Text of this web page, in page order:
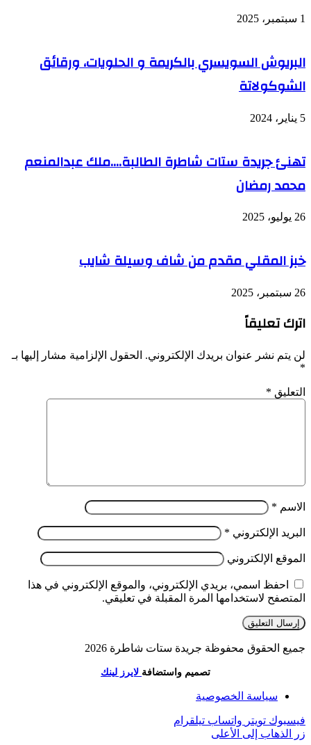
1 سبتمبر، 2025
البريوش السويسري بالكريمة و الحلويات، ورقائق
الشوكولاتة
5 يناير، 2024
تهنئ جريدة ستات شاطرة الطالبة….ملك عبدالمنعم
محمد رمضان
26 يوليو، 2025
خبز المقلي مقدم من شاف وسيلة شايب
26 سبتمبر، 2025
اترك تعليقاً
لن يتم نشر عنوان بريدك الإلكتروني. الحقول الإلزامية مشار إليها بـ
*
التعليق *
الاسم *
البريد الإلكتروني *
الموقع الإلكتروني
احفظ اسمي، بريدي الإلكتروني، والموقع الإلكتروني في هذا
المتصفح لاستخدامها المرة المقبلة في تعليقي.
جميع الحقوق محفوظة جريدة ستات شاطرة 2026
تصميم واستضافة لايرز لينك
سياسة الخصوصية
فيسبوك تويتر واتساب تيلقرام
زر الذهاب إلى الأعلى